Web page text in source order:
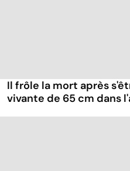
Il frôle la mort après
vivante de 65 cm dans